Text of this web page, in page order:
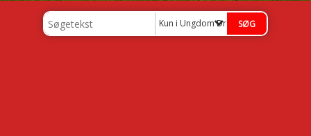
Kun i Ungdom Drenge